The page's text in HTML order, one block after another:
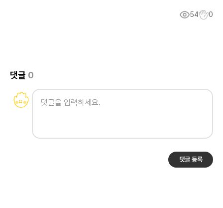
54 0
댓글 0
댓글 등록